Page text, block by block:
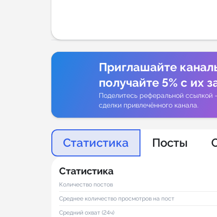
Приглашайте
получайте 5% с их
Поделитесь реферальной ссылкой
сделки привлечённого канала.
Статистика Посты
Статистика
Количество постов
Среднее количество просмотров на пост
Средний охват (24ч)